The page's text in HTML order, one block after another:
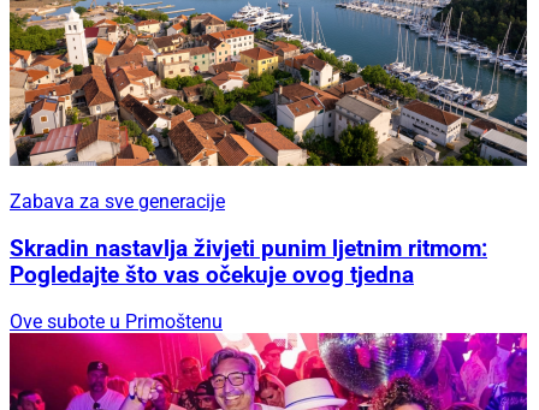
Zabava za sve generacije
Skradin nastavlja živjeti punim ljetnim ritmom:
Pogledajte što vas očekuje ovog tjedna
Ove subote u Primoštenu